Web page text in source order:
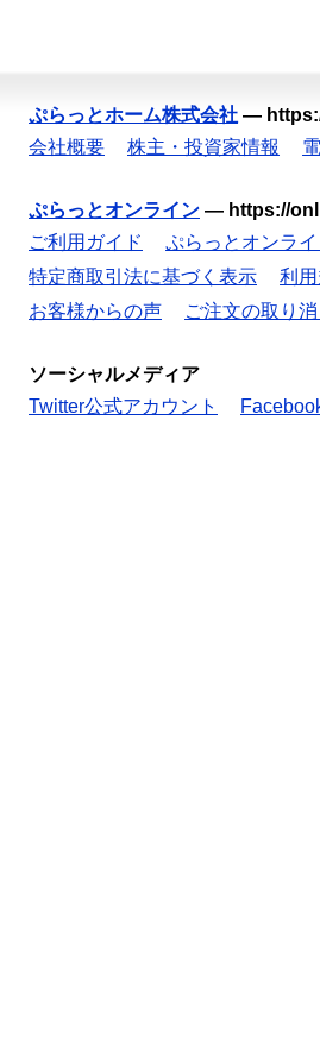
ぷらっとホーム株式会社 —
会社概要
株主・投資家情報
ぷらっとオンライン — https://
ご利用ガイド
ぷらっとオンラ
特定商取引法に基づく表示
利
お客様からの声
ご注文の取り消
ソーシャルメディア
Twitter公式アカウント